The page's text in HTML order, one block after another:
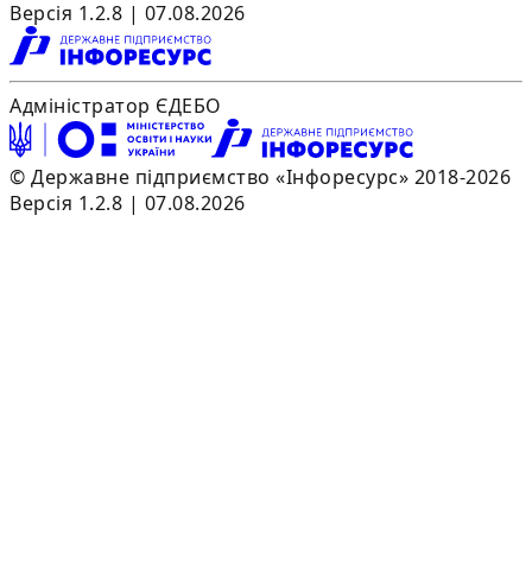
Версія 1.2.8 | 07.08.2026
Адміністратор ЄДЕБО
© Державне підприємство «Інфоресурс» 2018-2026
Версія 1.2.8 | 07.08.2026